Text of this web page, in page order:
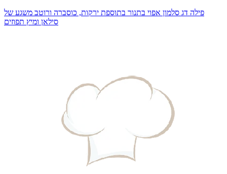
פילה דג סלמון אפוי בתנור בתוספת ירקות, כוסברה ורוטב משגע של
סילאן ומיץ תפוזים